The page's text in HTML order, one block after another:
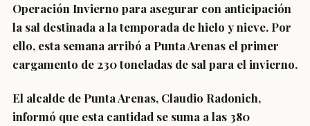
Operación Invierno para asegurar con anticipación
la sal destinada a la temporada de hielo y nieve. Por
ello, esta semana arribó a Punta Arenas el primer
cargamento de 230 toneladas de sal para el invierno.
El alcalde de Punta Arenas, Claudio Radonich,
informó que esta cantidad se suma a las 380